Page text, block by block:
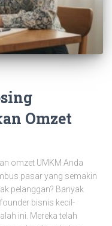
Omzet
omzet UMKM Anda
pasar yang semakin
pelanggan? Banyak
bisnis kecil-
ini. Mereka telah